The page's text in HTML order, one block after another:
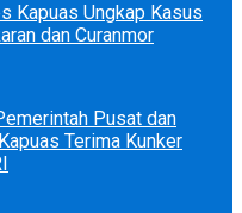
Kapuas Ungkap Kasus
dan Curanmor
Pusat dan
Terima Kunker